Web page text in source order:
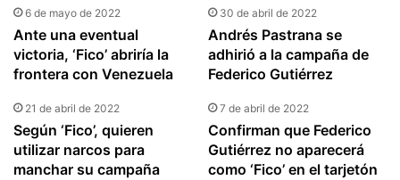
6 de mayo de 2022
Ante una eventual
victoria, ‘Fico’ abriría la
frontera con Venezuela
30 de abril de 2022
Andrés Pastrana se
adhirió a la campaña de
Federico Gutiérrez
21 de abril de 2022
Según ‘Fico’, quieren
utilizar narcos para
manchar su campaña
7 de abril de 2022
Confirman que Federico
Gutiérrez no aparecerá
como ‘Fico’ en el tarjetón